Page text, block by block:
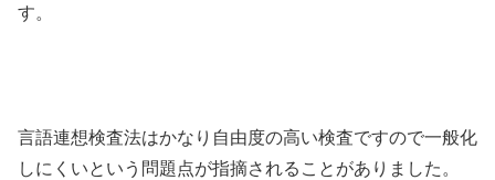
す。
言語連想検査法はかなり自由度の高い検査ですので一般化
しにくいという問題点が指摘されることがありました。